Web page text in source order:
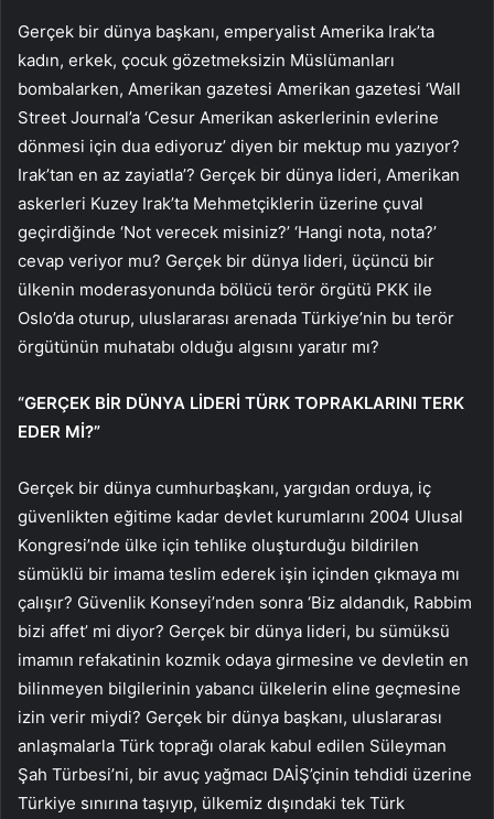
Gerçek bir dünya başkanı, emperyalist Amerika Irak’ta
kadın, erkek, çocuk gözetmeksizin Müslümanları
bombalarken, Amerikan gazetesi Amerikan gazetesi ‘Wall
Street Journal’a ‘Cesur Amerikan askerlerinin evlerine
dönmesi için dua ediyoruz’ diyen bir mektup mu yazıyor?
Irak’tan en az zayiatla’? Gerçek bir dünya lideri, Amerikan
askerleri Kuzey Irak’ta Mehmetçiklerin üzerine çuval
geçirdiğinde ‘Not verecek misiniz?’ ‘Hangi nota, nota?’
cevap veriyor mu? Gerçek bir dünya lideri, üçüncü bir
ülkenin moderasyonunda bölücü terör örgütü PKK ile
Oslo’da oturup, uluslararası arenada Türkiye’nin bu terör
örgütünün muhatabı olduğu algısını yaratır mı?
“GERÇEK BİR DÜNYA LİDERİ TÜRK TOPRAKLARINI TERK
EDER Mİ?”
Gerçek bir dünya cumhurbaşkanı, yargıdan orduya, iç
güvenlikten eğitime kadar devlet kurumlarını 2004 Ulusal
Kongresi’nde ülke için tehlike oluşturduğu bildirilen
sümüklü bir imama teslim ederek işin içinden çıkmaya mı
çalışır? Güvenlik Konseyi’nden sonra ‘Biz aldandık, Rabbim
bizi affet’ mi diyor? Gerçek bir dünya lideri, bu sümüksü
imamın refakatinin kozmik odaya girmesine ve devletin en
bilinmeyen bilgilerinin yabancı ülkelerin eline geçmesine
izin verir miydi? Gerçek bir dünya başkanı, uluslararası
anlaşmalarla Türk toprağı olarak kabul edilen Süleyman
Şah Türbesi’ni, bir avuç yağmacı DAİŞ’çinin tehdidi üzerine
Türkiye sınırına taşıyıp, ülkemiz dışındaki tek Türk